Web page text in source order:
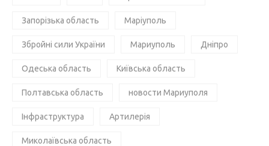
Запорізька область Маріуполь
Збройні сили України Мариуполь Дніпро
Одеська область Київська область
Полтавська область новости Мариуполя
Інфраструктура Артилерія
Миколаївська область